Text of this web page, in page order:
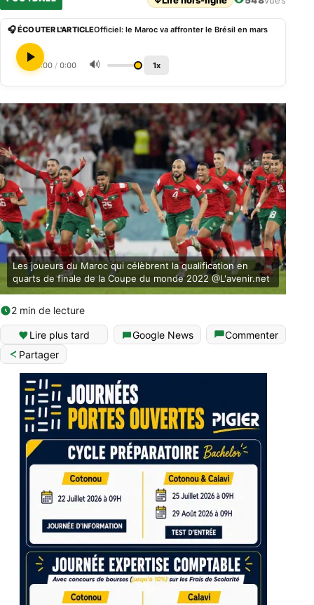
🎧 ÉCOUTER L'ARTICLEOfficiel: le Maroc va affronter le Brésil en mars
0:00 / 0:00 🔊 1x
Les joueurs du Maroc qui célèbrent la qualification en
quarts de finale de la Coupe du monde 2022 @L'avenir.net
2 min de lecture
Lire plus tard Google News
Commenter
Partager